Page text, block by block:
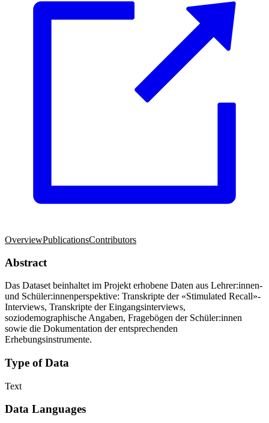
OverviewPublicationsContributors
Abstract
Das Dataset beinhaltet im Projekt erhobene Daten aus Lehrer:innen-
und Schüler:innenperspektive: Transkripte der «Stimulated Recall»-
Interviews, Transkripte der Eingangsinterviews,
soziodemographische Angaben, Fragebögen der Schüler:innen
sowie die Dokumentation der entsprechenden
Erhebungsinstrumente.
Type of Data
Text
Data Languages